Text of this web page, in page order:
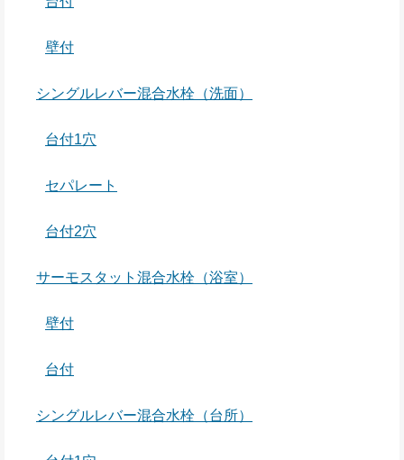
壁付
シングルレバー混合水栓（洗面）
台付1穴
セパレート
台付2穴
サーモスタット混合水栓（浴室）
壁付
台付
シングルレバー混合水栓（台所）